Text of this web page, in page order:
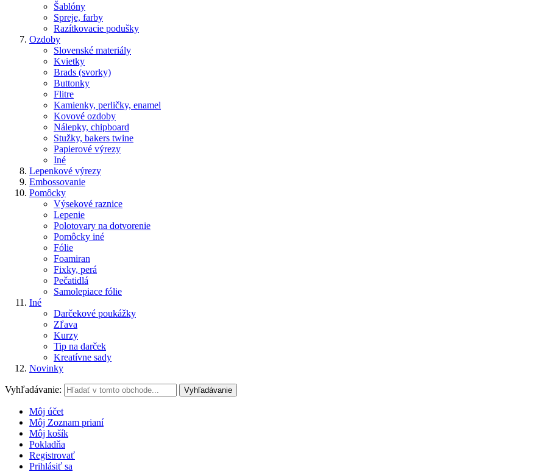
Šablóny
Spreje, farby
Razítkovacie podušky
Ozdoby
Slovenské materiály
Kvietky
Brads (svorky)
Buttonky
Flitre
Kamienky, perličky, enamel
Kovové ozdoby
Nálepky, chipboard
Stužky, bakers twine
Papierové výrezy
Iné
Lepenkové výrezy
Embossovanie
Pomôcky
Výsekové raznice
Lepenie
Polotovary na dotvorenie
Pomôcky iné
Fólie
Foamiran
Fixky, perá
Pečatidlá
Samolepiace fólie
Iné
Darčekové poukážky
Zľava
Kurzy
Tip na darček
Kreatívne sady
Novinky
Vyhľadávanie: Vyhľadávanie
Môj účet
Môj Zoznam prianí
Môj košík
Pokladňa
Registrovať
Prihlásiť sa